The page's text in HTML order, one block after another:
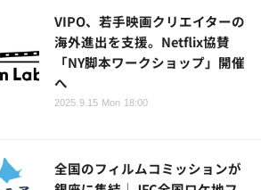
VIPO、若手映画クリエイターの
海外進出を支援。Netflix協賛
「NY脚本ワークショップ」開催
へ
2025.9.15 Mon 18:00
全国のフィルムコミッションが